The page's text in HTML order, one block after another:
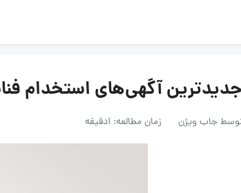
آگهی‌های استخدام فناپ
جاب ویژن زمان مطالعه: 1دقیقه